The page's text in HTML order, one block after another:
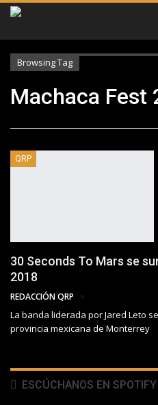
Browsing Tag
Machaca Fest
QRP
30 Seconds To Mars se
2018
REDACCIÓN QRP
La banda liderada por Jared Leto
provincia mexicana de Monterrey
ESCÚCHANOS EN SPOTIFY